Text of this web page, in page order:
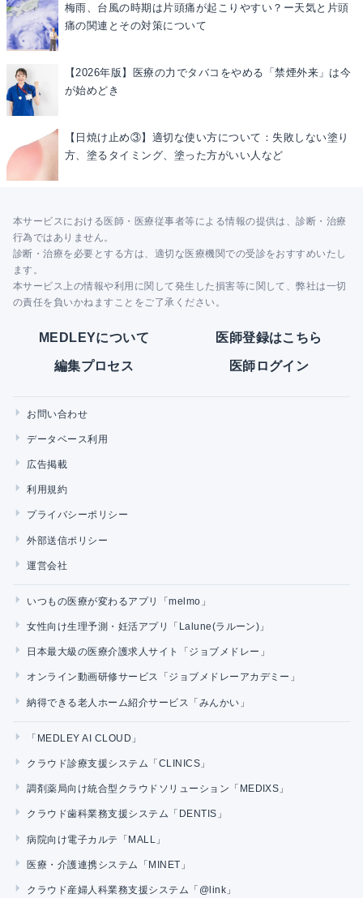
梅雨、台風の時期は片頭痛が起こりやすい？ー天気と片頭
痛の関連とその対策について
【2026年版】医療の力でタバコをやめる「禁煙外来」は今
が始めどき
【日焼け止め③】適切な使い方について：失敗しない塗り
方、塗るタイミング、塗った方がいい人など
本サービスにおける医師・医療従事者等による情報の提供は、診断・治療
行為ではありません。
診断・治療を必要とする方は、適切な医療機関での受診をおすすめいたし
ます。
本サービス上の情報や利用に関して発生した損害等に関して、弊社は一切
の責任を負いかねますことをご了承ください。
MEDLEYについて 医師登録はこちら
編集プロセス 医師ログイン
お問い合わせ
データベース利用
広告掲載
利用規約
プライバシーポリシー
外部送信ポリシー
運営会社
いつもの医療が変わるアプリ「melmo」
女性向け生理予測・妊活アプリ「Lalune(ラルーン)」
日本最大級の医療介護求人サイト「ジョブメドレー」
オンライン動画研修サービス「ジョブメドレーアカデミー」
納得できる老人ホーム紹介サービス「みんかい」
「MEDLEY AI CLOUD」
クラウド診療支援システム「CLINICS」
調剤薬局向け統合型クラウドソリューション「MEDIXS」
クラウド歯科業務支援システム「DENTIS」
病院向け電子カルテ「MALL」
医療・介護連携システム「MINET」
クラウド産婦人科業務支援システム「@link」